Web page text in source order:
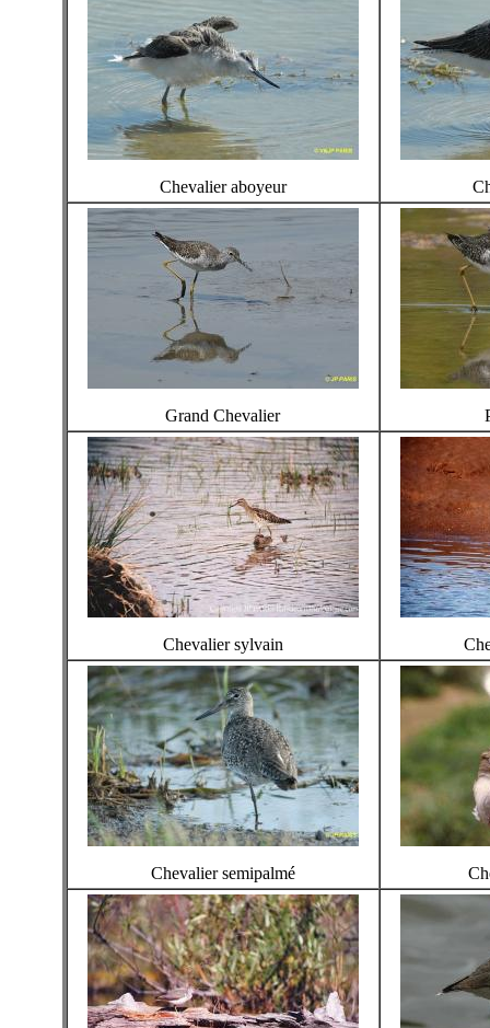
Chevalier aboyeur
Grand Chevalier
Chevalier sylvain
Chevalier semipalmé